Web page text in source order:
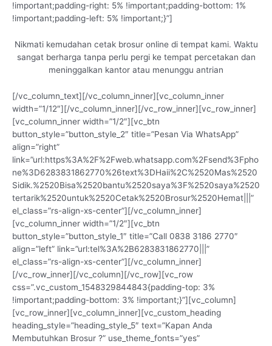
!important;padding-right: 5% !important;padding-bottom: 1%
!important;padding-left: 5% !important;}”]
Nikmati kemudahan cetak brosur online di tempat kami. Waktu
sangat berharga tanpa perlu pergi ke tempat percetakan dan
meninggalkan kantor atau menunggu antrian
[/vc_column_text][/vc_column_inner][vc_column_inner
width=”1/12″][/vc_column_inner][/vc_row_inner][vc_row_inner]
[vc_column_inner width=”1/2″][vc_btn
button_style=”button_style_2″ title=”Pesan Via WhatsApp”
align=”right”
link=”url:https%3A%2F%2Fweb.whatsapp.com%2Fsend%3Fpho
ne%3D6283831862770%26text%3DHaii%2C%2520Mas%2520
Sidik.%2520Bisa%2520bantu%2520saya%3F%2520saya%2520
tertarik%2520untuk%2520Cetak%2520Brosur%2520Hemat|||”
el_class=”rs-align-xs-center”][/vc_column_inner]
[vc_column_inner width=”1/2″][vc_btn
button_style=”button_style_1″ title=”Call 0838 3186 2770″
align=”left” link=”url:tel%3A%2B6283831862770|||”
el_class=”rs-align-xs-center”][/vc_column_inner]
[/vc_row_inner][/vc_column][/vc_row][vc_row
css=”.vc_custom_1548329844843{padding-top: 3%
!important;padding-bottom: 3% !important;}”][vc_column]
[vc_row_inner][vc_column_inner][vc_custom_heading
heading_style=”heading_style_5″ text=”Kapan Anda
Membutuhkan Brosur ?” use_theme_fonts=”yes”